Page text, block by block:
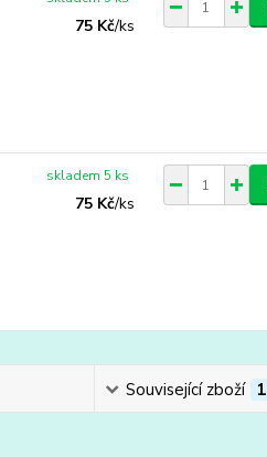
75 Kč/ks
75 Kč/ks
skladem 5 ks
Související zboží 1